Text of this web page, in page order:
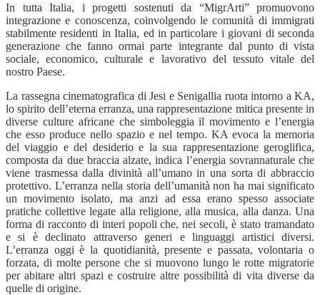
In tutta Italia, i progetti sostenuti da “MigrArti” promuovono
integrazione e conoscenza, coinvolgendo le comunità di immigrati
stabilmente residenti in Italia, ed in particolare i giovani di seconda
generazione che fanno ormai parte integrante dal punto di vista
sociale, economico, culturale e lavorativo del tessuto vitale del
nostro Paese.
La rassegna cinematografica di Jesi e Senigallia ruota intorno a KA,
lo spirito dell’eterna erranza, una rappresentazione mitica presente in
diverse culture africane che simboleggia il movimento e l’energia
che esso produce nello spazio e nel tempo. KA evoca la memoria
del viaggio e del desiderio e la sua rappresentazione geroglifica,
composta da due braccia alzate, indica l’energia sovrannaturale che
viene trasmessa dalla divinità all’umano in una sorta di abbraccio
protettivo. L’erranza nella storia dell’umanità non ha mai significato
un movimento isolato, ma anzi ad essa erano spesso associate
pratiche collettive legate alla religione, alla musica, alla danza. Una
forma di racconto di interi popoli che, nei secoli, è stato tramandato
e si è declinato attraverso generi e linguaggi artistici diversi.
L’erranza oggi è la quotidianità, presente e passata, volontaria o
forzata, di molte persone che si muovono lungo le rotte migratorie
per abitare altri spazi e costruire altre possibilità di vita diverse da
quelle di origine.